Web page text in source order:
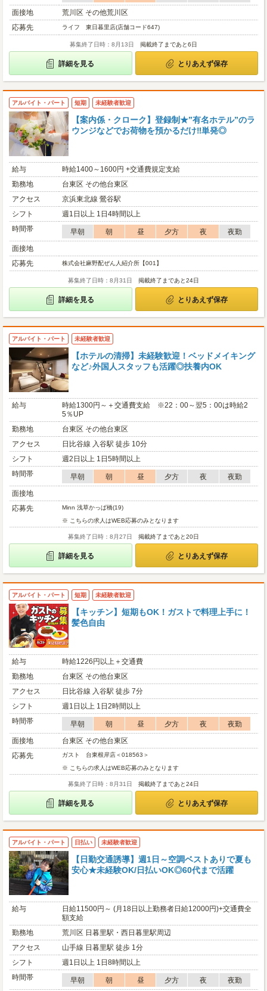
面接地
荒川区 その他荒川区
応募先
ライフ 東日暮里店(店舗コード647)
募集終了日時：8月13日 掲載終了まであと6日
詳細を見る とりあえず保存
アルバイト・パート 短期 未経験者歓迎
【案内係・クローク】登録制★”有名ホテル”のラ
ウンジなどでお荷物を預かるだけ‼単発◎
給与
時給1400～1600円 +交通費規定支給
勤務地
台東区 その他台東区
アクセス
京浜東北線 鶯谷駅
シフト
週1日以上 1日4時間以上
時間帯
早朝 朝 昼 夕方 夜
夜勤
面接地
応募先
株式会社麻野配ぜん人紹介所【001】
募集終了日時：8月31日 掲載終了まであと24日
詳細を見る とりあえず保存
アルバイト・パート 未経験者歓迎
【ホテルの清掃】未経験歓迎！ベッドメイキング
など♪外国人スタッフも活躍◎扶養内OK
給与
時給1300円～＋交通費支給 ※22：00～翌5：00は時給2
5％UP
勤務地
台東区 その他台東区
アクセス
日比谷線 入谷駅 徒歩 10分
シフト
週2日以上 1日5時間以上
時間帯
早朝 朝 昼 夕方 夜
夜勤
面接地
応募先
Minn 浅草かっぱ橋(19)
※ こちらの求人はWEB応募のみとなります
募集終了日時：8月27日 掲載終了まであと20日
詳細を見る とりあえず保存
アルバイト・パート 短期 未経験者歓迎
【キッチン】短期もOK！ガストで料理上手に！
髪色自由
給与
時給1226円以上＋交通費
勤務地
台東区 その他台東区
アクセス
日比谷線 入谷駅 徒歩 7分
シフト
週1日以上 1日2時間以上
時間帯
早朝 朝 昼 夕方 夜
夜勤
面接地
台東区 その他台東区
応募先
ガスト 台東根岸店＜018563＞
※ こちらの求人はWEB応募のみとなります
募集終了日時：8月31日 掲載終了まであと24日
詳細を見る とりあえず保存
アルバイト・パート 日払い 未経験者歓迎
【日勤交通誘導】週1日～空調ベストありで夏も
安心★未経験OK/日払いOK◎60代まで活躍
給与
日給11500円～ (月18日以上勤務者日給12000円)+交通費全
額支給
勤務地
荒川区 日暮里駅・西日暮里駅周辺
アクセス
山手線 日暮里駅 徒歩 1分
シフト
週1日以上 1日8時間以上
時間帯
早朝 朝 昼 夕方 夜
夜勤